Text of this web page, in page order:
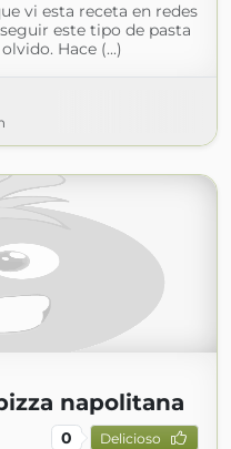
vi esta receta en redes
este tipo de pasta
Hace (...)
napolitana
0 Delicioso